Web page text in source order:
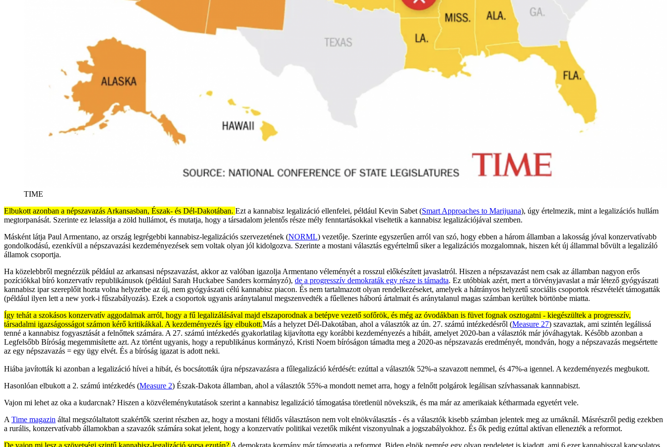
TIME
Elbukott azonban a népszavazás Arkansasban, Észak- és Dél-Dakotában. Ezt a kannabisz legalizáció ellenfelei, például Kevin Sabet (Smart Approaches to Marijuana), úgy értelmezik, mint a legalizációs hullám
megtorpanását. Szerinte ez lelassítja a zöld hullámot, és mutatja, hogy a társadalom jelentős része mély fenntartásokkal viseltetik a kannabisz legalizációjával szemben.
Másként látja Paul Armentano, az ország legrégebbi kannabisz-legalizációs szervezetének (NORML) vezetője. Szerinte egyszerűen arról van szó, hogy ebben a három államban a lakosság jóval konzervatívabb
gondolkodású, ezenkívül a népszavazási kezdeményezések sem voltak olyan jól kidolgozva. Szerinte a mostani választás egyértelmű siker a legalizációs mozgalomnak, hiszen két új állammal bővült a legalizáló
államok csoportja.
Ha közelebbről megnézzük például az arkansasi népszavazást, akkor az valóban igazolja Armentano véleményét a rosszul előkészített javaslatról. Hiszen a népszavazást nem csak az államban nagyon erős
pozíciókkal bíró konzervatív republikánusok (például Sarah Huckabee Sanders kormányzó), de a progresszív demokraták egy része is támadta. Ez utóbbiak azért, mert a törvényjavaslat a már létező gyógyászati
kannabisz ipar szereplőit hozta volna helyzetbe az új, nem gyógyászati célú kannabisz piacon. És nem tartalmazott olyan rendelkezéseket, amelyek a hátrányos helyzetű szociális csoportok részvételét támogatták
(például ilyen lett a new york-i fűszabályozás). Ezek a csoportok ugyanis aránytalanul megszenvedték a fűellenes háború ártalmait és aránytalanul magas számban kerültek börtönbe miatta.
Így tehát a szokásos konzervatív aggodalmak arról, hogy a fű legalizálásával majd elszaporodnak a betépve vezető sofőrök, és még az óvodákban is füvet fognak osztogatni - kiegészültek a progresszív,
társadalmi igazságosságot számon kérő kritikákkal. A kezdeményezés így elbukott.Más a helyzet Dél-Dakotában, ahol a választók az ún. 27. számú intézkedésről (Measure 27) szavaztak, ami szintén legálissá
tenné a kannabisz fogyasztását a felnőttek számára. A 27. számú intézkedés gyakorlatilag kijavította egy korábbi kezdeményezés a hibáit, amelyet 2020-ban a választók már jóváhagytak. Később azonban a
Legfelsőbb Bíróság megemmisítette azt. Az történt ugyanis, hogy a republikánus kormányzó, Kristi Noem bíróságon támadta meg a 2020-as népszavazás eredményét, mondván, hogy a népszavazás megsértette
az egy népszavazás = egy ügy elvét. És a bíróság igazat is adott neki.
Hiába javították ki azonban a legalizáció hívei a hibát, és bocsátották újra népszavazásra a fűlegalizáció kérdését: ezúttal a választók 52%-a szavazott nemmel, és 47%-a igennel. A kezdeményezés megbukott.
Hasonlóan elbukott a 2. számú intézkedés (Measure 2) Észak-Dakota államban, ahol a választók 55%-a mondott nemet arra, hogy a felnőtt polgárok legálisan szívhassanak kannnabiszt.
Vajon mi lehet az oka a kudarcnak? Hiszen a közvéleménykutatások szerint a kannabisz legalizáció támogatása töretlenül növekszik, és ma már az amerikaiak kétharmada egyetért vele.
A Time magazin által megszólaltatott szakértők szerint részben az, hogy a mostani félidős választáson nem volt elnökválasztás - és a választók kisebb számban jelentek meg az urnáknál. Másrészről pedig ezekben
a rurális, konzervatívabb államokban a szavazók számára sokat jelent, hogy a konzervatív politikai vezetők miként viszonyulnak a jogszabályokhoz. És ők pedig ezúttal aktívan ellenezték a reformot.
De vajon mi lesz a szövetségi szintű kannabisz-legalizáció sorsa ezután? A demokrata kormány már támogatja a reformot. Biden elnök nemrég egy olyan rendeletet is kiadott, ami 6 ezer kannabisszal kapcsolatos